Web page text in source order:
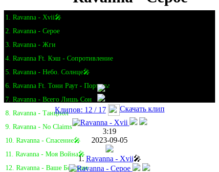
1. Ravanna - Xvii🎤
2. Ravanna - Серое
3. Ravanna - Жги
4. Ravanna Ft. Кэш - Сопротивление
5. Ravanna - Небо. Солнце🎤
6. Ravanna Ft. Тони Раут - Порталы
7. Ravanna - Всего Лишь Сон
8. Ravanna - Танцпол
9. Ravanna - No Claims
10. Ravanna - Спасение🎤
11. Ravanna - Моя Война🎤
12. Ravanna - Ваше Безумие
Клипов: 12 / 17 Скачать клип
3:19
2023-09-05
1. Ravanna - Xvii🎤